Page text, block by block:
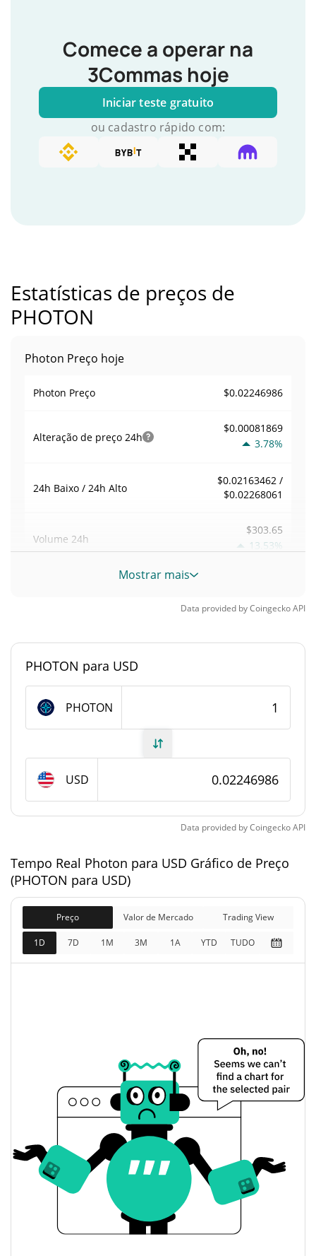
Comece a operar na
3Commas hoje
Iniciar teste gratuito
ou cadastro rápido com:
Estatísticas de preços de
PHOTON
Photon Preço hoje
Photon Preço $0.02246986
Alteração de preço 24h
$0.00081869
3.78%
24h Baixo / 24h Alto
$0.02163462 /
$0.02268061
Volume 24h
$303.65
13.53%
Volume / Limite de
Posição de mercado
Fornecimento de Photon
circulação
Fornecimento total
1,000,000,000 PHOTON
Photon Capitalização de mercado
Capitalização de
mercado
$40,259
3.78%
Totalmente diluído
Limite de mercado
$201,498
0.37%
$0.022387981
Abertura / Fecho de
$0.022384039 /
$0.022387981
A mudança de ontem
Volume de ontem $271.6984
Histórico do preço do Photon
Mostrar mais
Data provided byCoingeckoAPI
PHOTON para USD
PHOTON
USD
Data provided byCoingeckoAPI
Tempo Real Photon para USD Gráfico de Preço
(PHOTON para USD)
Preço Valor de Mercado Trading View
1D 7D 1M 3M 1A YTD TUDO